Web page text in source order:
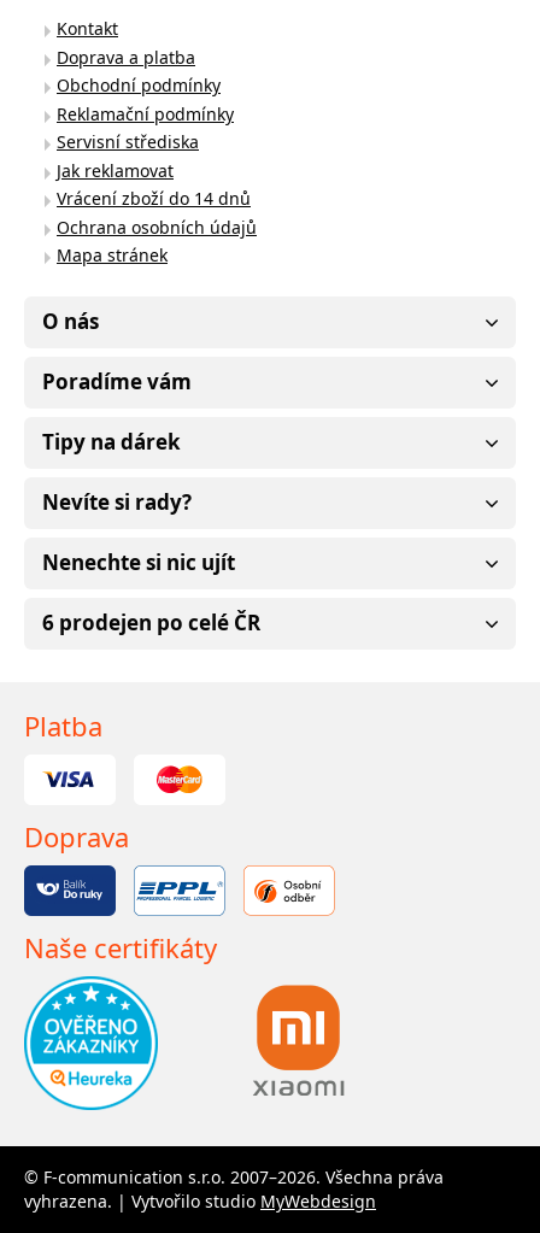
Kontakt
Doprava a platba
Obchodní podmínky
Reklamační podmínky
Servisní střediska
Jak reklamovat
Vrácení zboží do 14 dnů
Ochrana osobních údajů
Mapa stránek
O nás
Poradíme vám
Tipy na dárek
Nevíte si rady?
Nenechte si nic ujít
6 prodejen po celé ČR
Platba
Doprava
Naše certifikáty
© F-communication s.r.o. 2007–2026. Všechna práva
vyhrazena. | Vytvořilo studio MyWebdesign